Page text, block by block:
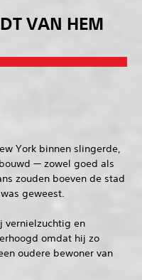
VAN HEM
York binnen slingerde,
— zowel goed als
zouden boeven de stad
geweest.
vernielzuchtig en
omdat hij zo
oudere bewoner van